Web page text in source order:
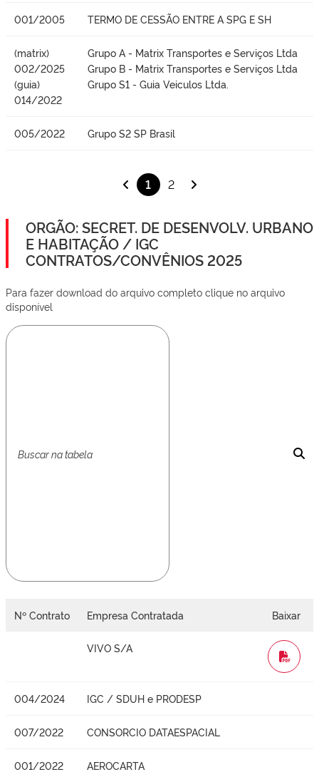
001/2005 TERMO DE CESSÃO ENTRE A SPG E SH
(matrix)
002/2025
(guia)
014/2022
Grupo A - Matrix Transportes e Serviços Ltda
Grupo B - Matrix Transportes e Serviços Ltda
Grupo S1 - Guia Veiculos Ltda.
005/2022 Grupo S2 SP Brasil
1 2
ORGÃO: SECRET. DE DESENVOLV. URBANO
E HABITAÇÃO / IGC
CONTRATOS/CONVÊNIOS 2025
Para fazer download do arquivo completo clique no arquivo
disponível
Nº Contrato Empresa Contratada Baixar
VIVO S/A
WORD
004/2024 IGC / SDUH e PRODESP
007/2022 CONSORCIO DATAESPACIAL
001/2022 AEROCARTA